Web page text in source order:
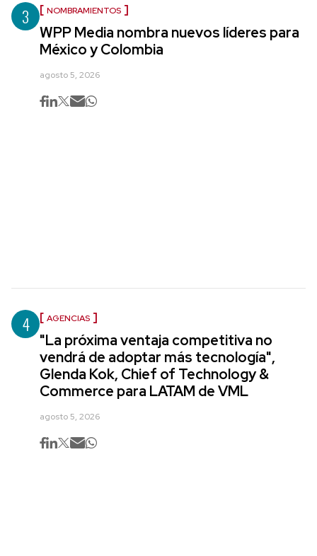
3 NOMBRAMIENTOS
WPP Media nombra nuevos líderes para
México y Colombia
agosto 5, 2026
4 AGENCIAS
"La próxima ventaja competitiva no
vendrá de adoptar más tecnología",
Glenda Kok, Chief of Technology &
Commerce para LATAM de VML
agosto 5, 2026